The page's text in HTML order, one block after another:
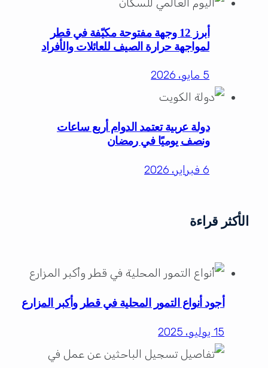
أبرز 12 وجهة مفتوحة مكيّفة في قطر
لمواجهة حرارة الصيف للعائلات والأفراد
5 مايو، 2026
دولة عربية تعتمد الدوام أربع ساعات
ونصف يوميًا في رمضان
6 فبراير، 2026
الأكثر قراءة
أجود أنواع التمور المحلية في قطر وأكبر المزارع
15 يوليو، 2025